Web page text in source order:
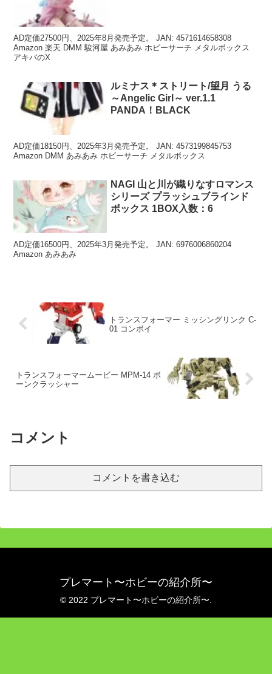
AD定価27500円、2025年8月発売予定。 JAN: 4571614658308
Amazon 楽天 DMM 駿河屋 あみあみ ホビーサーチ メタルボックス
アキバのX
ルミナス＊ストリート/望月 うる
～Angelic Girl～ ver.1.1
PANDA！BLACK
AD定価18150円、2025年3月発売予定。 JAN: 4573199845753
Amazon DMM あみあみ ホビーサーチ メタルボックス
NAGI 山と川が織りなすロマンス
シリーズ プラッシュブラインド
ボックス 1BOX入数：6
AD定価16500円、2025年3月発売予定。 JAN: 6976006860204
Amazon あみあみ
トランスフォーマー ミッシングリンク C-
01 コンボイ
トランスフォーマームービー MPM-14 ボ
ーンクラッシャー
コメント
コメントを書き込む
プレマート〜ホビーの紹介所〜
© 2022 プレマート〜ホビーの紹介所〜.